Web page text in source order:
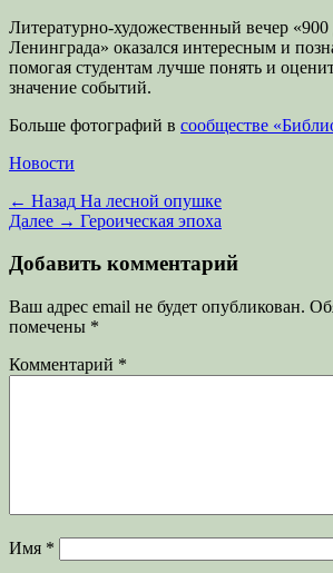
Литературно-художественный вечер
Ленинграда» оказался интересным и
помогая студентам лучше понять и
значение событий.
Больше фотографий в сообществе
Категории
Новости
Навигация
по
записям
← Назад Предыдущая
запись:
На лесной опушке
Далее → Следующая
Героическая эпоха
Добавить комментарий
Ваш адрес email не будет опубликован.
помечены *
Комментарий *
Имя *